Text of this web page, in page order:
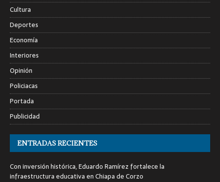
Cultura
Deportes
Economía
Interiores
Opinión
Policiacas
Portada
Publicidad
ENTRADAS RECIENTES
Con inversión histórica, Eduardo Ramírez fortalece la
infraestructura educativa en Chiapa de Corzo